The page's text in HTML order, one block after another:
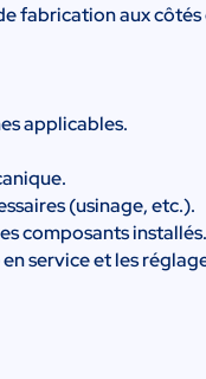
fabrication aux côtés
applicables.
(usinage, etc.).
composants installés.
service et les